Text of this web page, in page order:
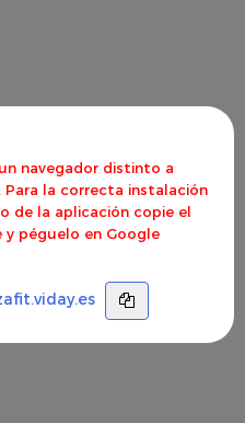
navegador distinto a
Para la correcta instalación
de la aplicación copie el
y péguelo en Google